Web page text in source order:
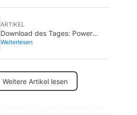
ARTIKEL
Download des Tages: Power
Sound Editor
Weiterlesen
Weitere Artikel lesen